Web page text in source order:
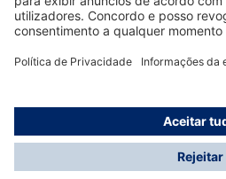
Informações
© Dräger Portugal, Lda, 2024
* Todos os preços excl. IVA mais
possíveis taxas de entrega, se